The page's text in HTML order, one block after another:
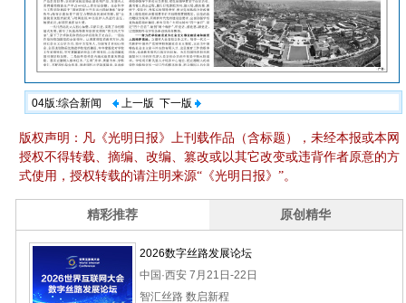
04版:综合新闻 上一版 下一版
版权声明：凡《光明日报》上刊载作品（含标题），未经本报或本网
授权不得转载、摘编、改编、篡改或以其它改变或违背作者原意的方
式使用，授权转载的请注明来源“《光明日报》”。